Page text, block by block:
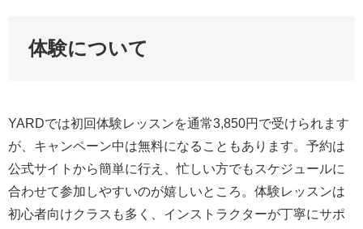
体験について
YARDでは初回体験レッスンを通常3,850円で受けられます
が、キャンペーン中は無料になることもあります。予約は
公式サイトから簡単に行え、忙しい方でもスケジュールに
合わせて参加しやすいのが嬉しいところ。体験レッスンは
初心者向けクラスも多く、インストラクターが丁寧にサポ